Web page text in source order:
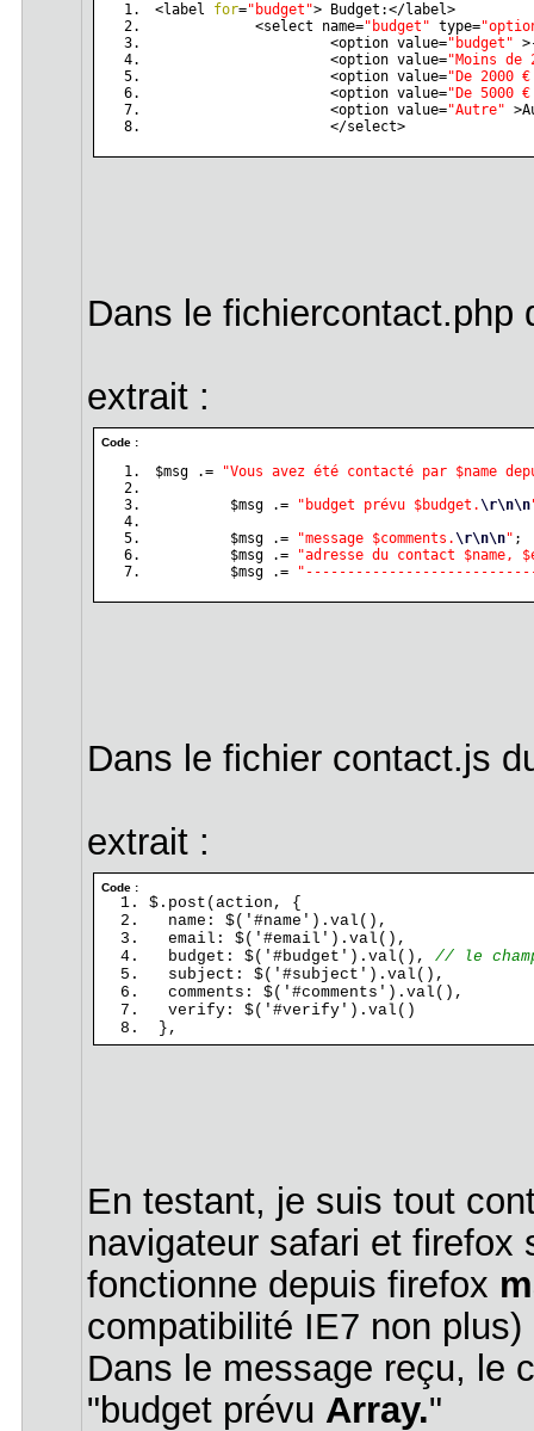
<label for="budget"> Budget:</label>
<select name="budget" type=
<option value="budget"
<option value="Moins de
<option value="De 2000
<option value="De 5000
<option value="Autre"
</select>
Dans le fichiercontact.php
extrait :
Code :
$msg .=
"Vous avez été contacté par $name
$msg .= "budget prévu $budget.\r\n\n
$msg .= "message $comments.\r\n\n" ;
$msg .=
"adresse du contact $name,
$msg .=
Dans le fichier contact.js
extrait :
Code :
$.post(action, {
name: $('#name').val(),
email: $('#email').val(),
budget: $('#budget').val(), // le
subject: $('#subject').val(),
comments: $('#comments').val(),
verify: $('#verify').val()
},
En testant, je suis tout
navigateur safari et firefox
fonctionne depuis firefox
compatibilité IE7 non plus)
Dans le message reçu, le
"budget prévu Array."